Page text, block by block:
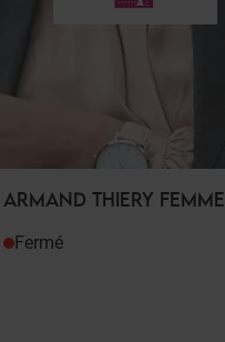
ARMAND THIERY FEMME
Fermé